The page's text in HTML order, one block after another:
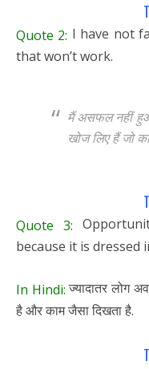
Quote 2: I have not
that won’t work.
मैं असफल नहीं
खोज लिए हैं जो
Quote 3:
because it is dressed
In Hindi:ज्यादातर लोग
है और काम जैसा दिखता है.